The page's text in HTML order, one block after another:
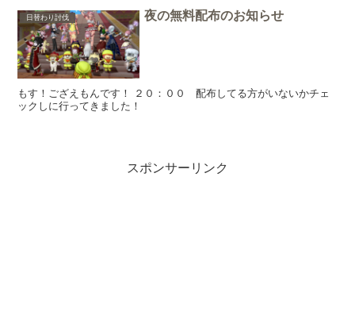
日替わり討伐 夜の無料配布のお知らせ
もす！ござえもんです！ ２０：００ 配布してる方がいないかチェ
ックしに行ってきました！
スポンサーリンク